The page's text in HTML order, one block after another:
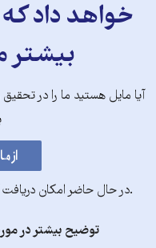
خواهد داد
بیشتر
آیا مایل هستید ما را در
.در حال حاضر امکان
توضیح بیشتر در